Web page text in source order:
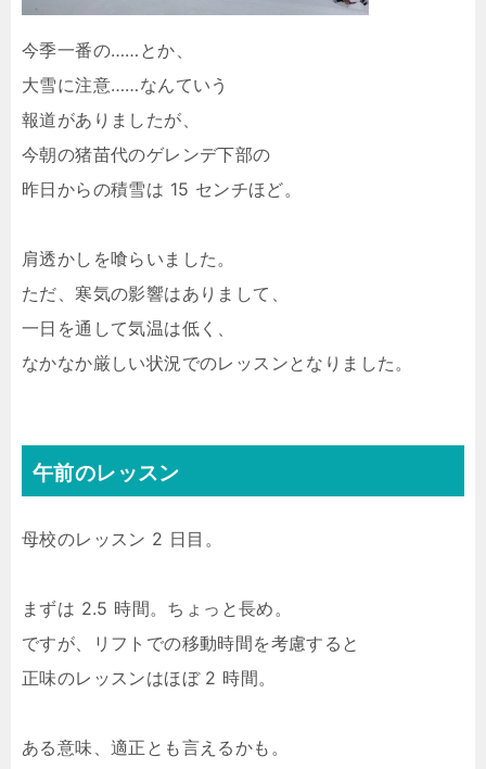
今季一番の……とか、
大雪に注意……なんていう
報道がありましたが、
今朝の猪苗代のゲレンデ下部の
昨日からの積雪は 15 センチほど。
肩透かしを喰らいました。
ただ、寒気の影響はありまして、
一日を通して気温は低く、
なかなか厳しい状況でのレッスンとなりました。
午前のレッスン
母校のレッスン 2 日目。
まずは 2.5 時間。ちょっと長め。
ですが、リフトでの移動時間を考慮すると
正味のレッスンはほぼ 2 時間。
ある意味、適正とも言えるかも。